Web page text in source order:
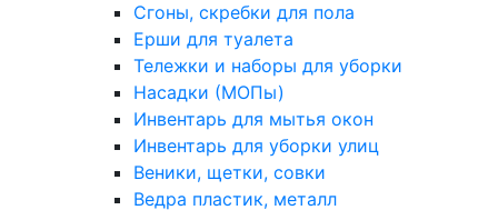
Сгоны, скребки для пола
Ерши для туалета
Тележки и наборы для уборки
Насадки (МОПы)
Инвентарь для мытья окон
Инвентарь для уборки улиц
Веники, щетки, совки
Ведра пластик, металл